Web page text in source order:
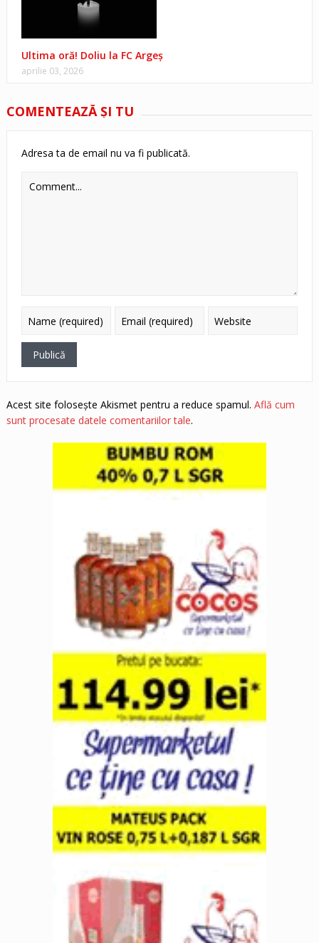
Ultima oră! Doliu la FC Argeș
aprilie 03, 2026
COMENTEAZĂ ŞI TU
Adresa ta de email nu va fi publicată.
Acest site folosește Akismet pentru a reduce spamul. Află cum
sunt procesate datele comentariilor tale.